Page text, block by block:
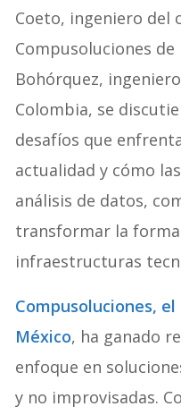
Coeto, ingeniero del
Compusoluciones de
Bohórquez,
Colombia, se
desafíos que
actualidad y cómo
análisis de datos,
transformar la
infraestructuras
Compusoluciones,
México, ha ganado
enfoque en
y no improvisadas.